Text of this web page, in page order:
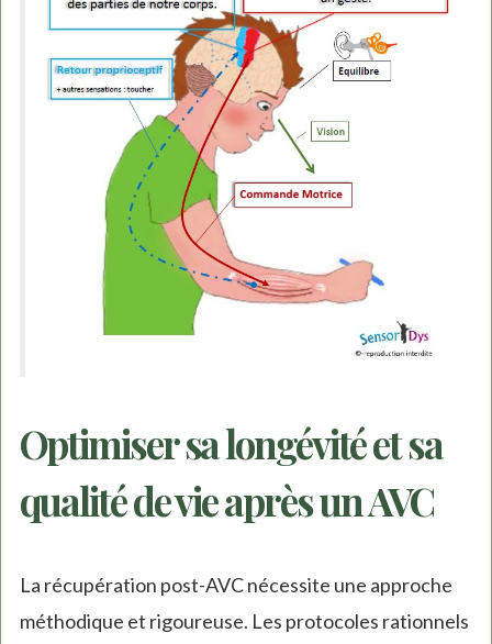
Optimiser sa longévité et sa
qualité de vie après un AVC
La récupération post-AVC nécessite une approche
méthodique et rigoureuse. Les protocoles rationnels